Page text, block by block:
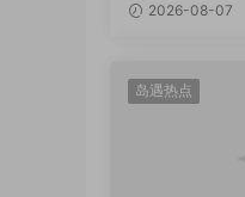
2026-08-07
岛遇热点